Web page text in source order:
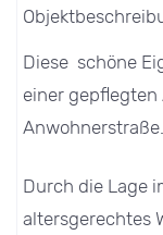
Diese schöne
einer
Anwohnerstraße.
Durch die Lage
altersgerechtes